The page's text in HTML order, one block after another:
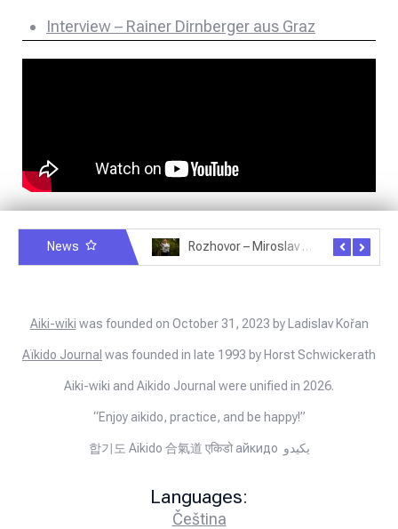
Interview – Rainer Dirnberger aus Graz
News Rozhovor – Miroslav Šmíd – 22.3.2025
Aiki-wiki was founded on October 31, 2023 by Ladislav Kořan
Aïkido Journal was founded in late 1993 by Horst Schwickerath
Aiki-wiki and Aikido Journal were unified in 2026.
“Enjoy aikido, practice, and be happy!”
합기도 Aikido 合氣道 एकिडो айкидо يكيدو
Languages:
Čeština